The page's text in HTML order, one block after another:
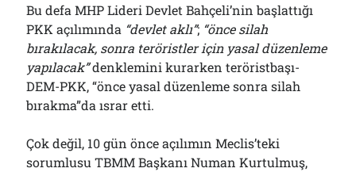
01/08/2026
Arşivler
Bu defa MHP Lideri Devlet Bahçeli’nin başlattığı
PKK açılımında “devlet aklı”; “önce silah
bırakılacak, sonra teröristler için yasal düzenleme
yapılacak”denklemini kurarken teröristbaşı-
DEM-PKK, “önce yasal düzenleme sonra silah
bırakma”da ısrar etti.
Çok değil, 10 gün önce açılımın Meclis’teki
sorumlusu TBMM Başkanı Numan Kurtulmuş,